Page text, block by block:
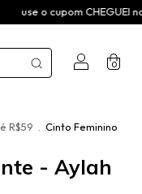
cupom CHEGUEI na
0
R$59
Cinto Feminino
- Aylah